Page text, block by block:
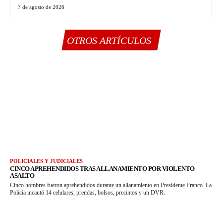
7 de agosto de 2026
OTROS ARTÍCULOS
POLICIALES Y JUDICIALES
CINCO APREHENDIDOS TRAS ALLANAMIENTO POR VIOLENTO
ASALTO
Cinco hombres fueron aprehendidos durante un allanamiento en Presidente Franco. La
Policía incautó 14 celulares, prendas, bolsos, precintos y un DVR.